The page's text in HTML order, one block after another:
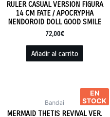
RULER CASUAL VERSION FIGURA
14 CM FATE / APOCRYPHA
NENDOROID DOLL GOOD SMILE
72,00€
Añadir al carrito
EN
STOCK
Bandai
MERMAID THETIS REVIVAL VER.